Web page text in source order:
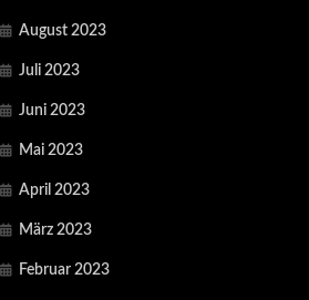
August 2023
Juli 2023
Juni 2023
Mai 2023
April 2023
März 2023
Februar 2023